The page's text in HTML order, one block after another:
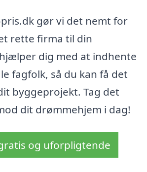
gør vi det nemt for
rette firma til din
dig med at indhente
fagfolk, så du kan få det
byggeprojekt. Tag det
dit drømmehjem i dag!
og uforpligtende